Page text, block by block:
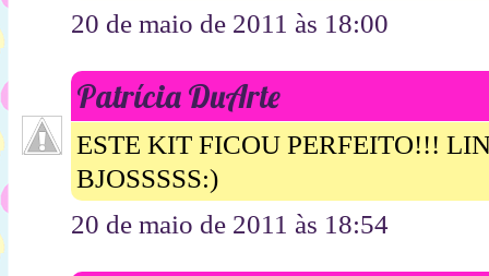
20 de maio de 2011 às 18:00
Patrícia DuArte
ESTE KIT FICOU PERFEITO!!!
BJOSSSSS:)
20 de maio de 2011 às 18:54